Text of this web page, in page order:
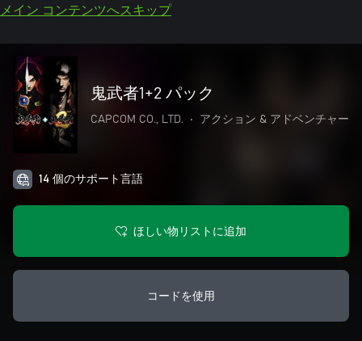
メイン コンテンツへスキップ
鬼武者1+2 パック
CAPCOM CO., LTD. • アクション & アドベンチャー
14 個のサポート言語
ほしい物リストに追加
コードを使用